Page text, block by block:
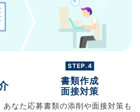
あなた
STEP.4
書類作成
面接対策
応募書類の添削や面接対策も